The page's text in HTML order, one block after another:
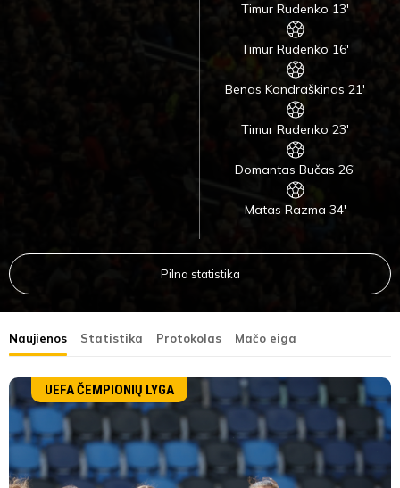
Timur Rudenko 13'
Timur Rudenko 16'
Benas Kondraškinas 21'
Timur Rudenko 23'
Domantas Bučas 26'
Matas Razma 34'
Pilna statistika
Naujienos Statistika Protokolas Mačo eiga
UEFA ČEMPIONIŲ LYGA